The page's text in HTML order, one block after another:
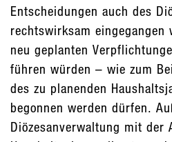
Entscheidungen auch des
rechtswirksam eingegangen
neu geplanten
führen würden – wie zum
des zu planenden
begonnen werden dürfen.
Diözesanverwaltung mit der